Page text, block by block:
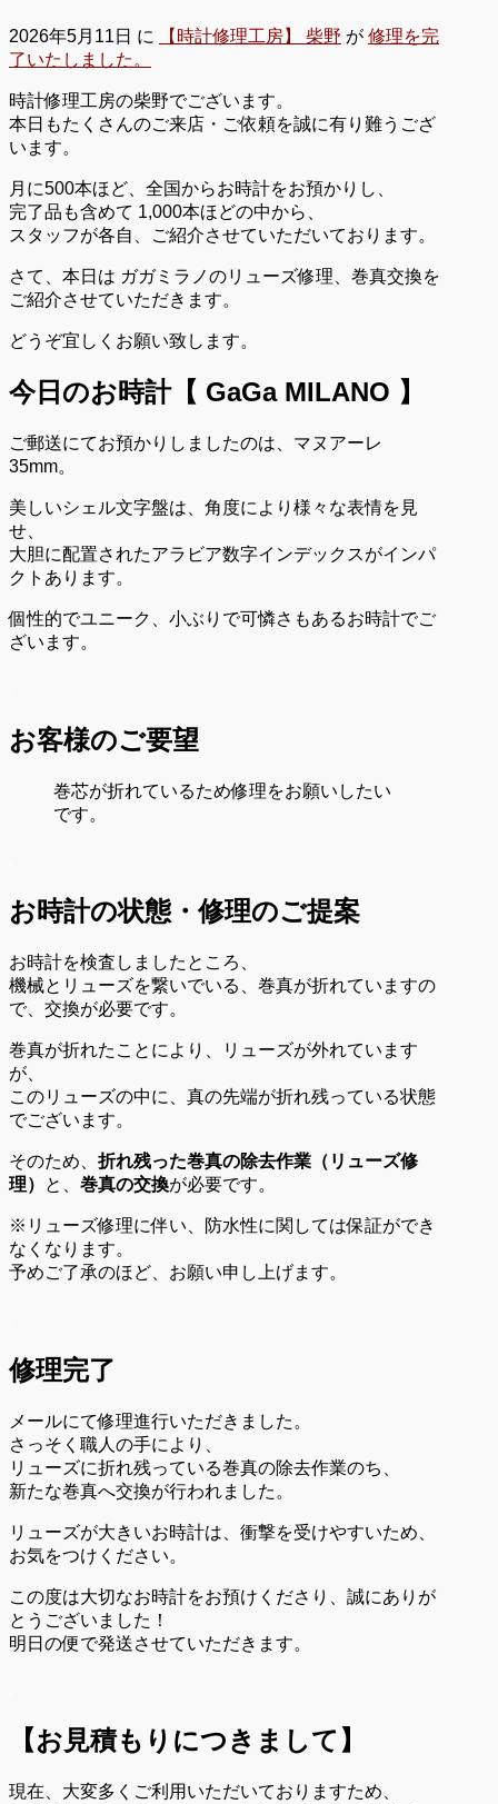
2026年5月11日 に 【時計修理工房】 柴野 が 修理を完
了いたしました。
時計修理工房の柴野でございます。
本日もたくさんのご来店・ご依頼を誠に有り難うござ
います。
月に500本ほど、全国からお時計をお預かりし、
完了品も含めて 1,000本ほどの中から、
スタッフが各自、ご紹介させていただいております。
さて、本日は ガガミラノのリューズ修理、巻真交換を
ご紹介させていただきます。
どうぞ宜しくお願い致します。
今日のお時計【 GaGa MILANO 】
ご郵送にてお預かりしましたのは、マヌアーレ
35mm。
美しいシェル文字盤は、角度により様々な表情を見
せ、
大胆に配置されたアラビア数字インデックスがインパ
クトあります。
個性的でユニーク、小ぶりで可憐さもあるお時計でご
ざいます。
お客様のご要望
巻芯が折れているため修理をお願いしたい
です。
お時計の状態・修理のご提案
お時計を検査しましたところ、
機械とリューズを繋いでいる、巻真が折れていますの
で、交換が必要です。
巻真が折れたことにより、リューズが外れています
が、
このリューズの中に、真の先端が折れ残っている状態
でございます。
そのため、 折れ残った巻真の除去作業（リューズ修
理）
と、 巻真の交換が必要です。
※リューズ修理に伴い、防水性に関しては保証ができ
なくなります。
予めご了承のほど、お願い申し上げます。
修理完了
メールにて修理進行いただきました。
さっそく職人の手により、
リューズに折れ残っている巻真の除去作業のち、
新たな巻真へ交換が行われました。
リューズが大きいお時計は、衝撃を受けやすいため、
お気をつけください。
この度は大切なお時計をお預けくださり、誠にありが
とうございました！
明日の便で発送させていただきます。
【お見積もりにつきまして】
現在、大変多くご利用いただいておりますため、